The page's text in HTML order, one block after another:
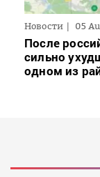
Новости 05
После
сильно
одном из